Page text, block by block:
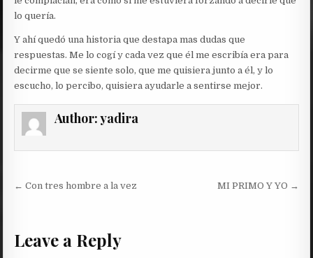
lo quería.
Y ahí quedó una historia que destapa mas dudas que
respuestas. Me lo cogí y cada vez que él me escribía era para
decirme que se siente solo, que me quisiera junto a él, y lo
escucho, lo percibo, quisiera ayudarle a sentirse mejor.
Author:yadira
Post
← Con tres hombre a la vez MI PRIMO Y YO →
Leave a Reply